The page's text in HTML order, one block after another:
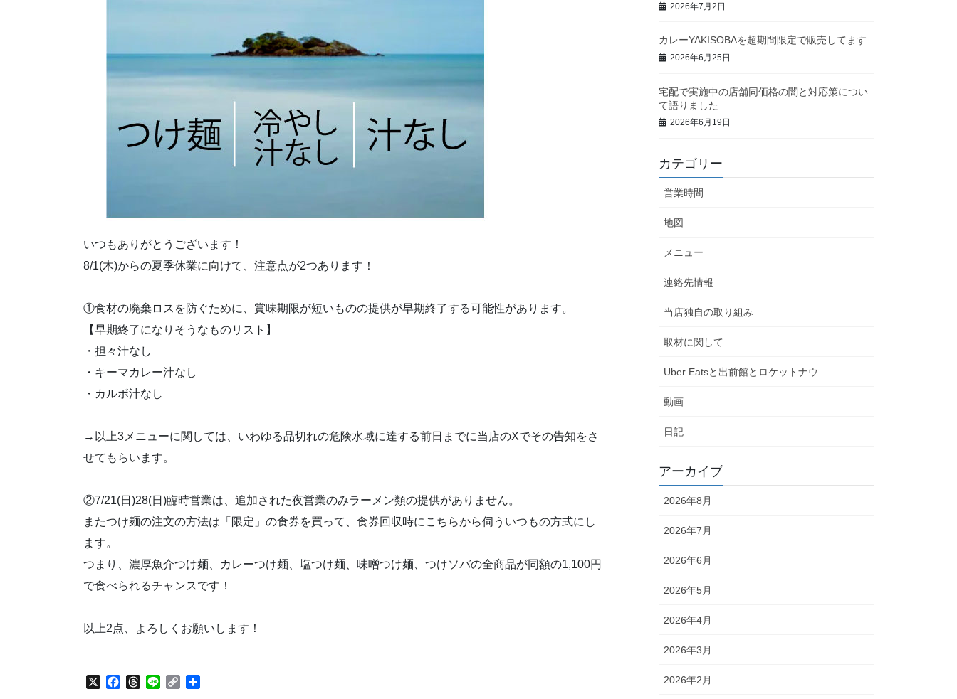
いつもありがとうございます！
8/1(木)からの夏季休業に向けて、注意点が2つあります！
①食材の廃棄ロスを防ぐために、賞味期限が短いものの提供が早期終了する可能性があります。
【早期終了になりそうなものリスト】
・担々汁なし
・キーマカレー汁なし
・カルボ汁なし
→以上3メニューに関しては、いわゆる品切れの危険水域に達する前日までに当店のXでその告知をさ
せてもらいます。
②7/21(日)28(日)臨時営業は、追加された夜営業のみラーメン類の提供がありません。
またつけ麺の注文の方法は「限定」の食券を買って、食券回収時にこちらから伺ういつもの方式にし
ます。
つまり、濃厚魚介つけ麺、カレーつけ麺、塩つけ麺、味噌つけ麺、つけソバの全商品が同額の1,100円
で食べられるチャンスです！
以上2点、よろしくお願いします！
X
2026年7月2日
カレーYAKISOBAを超期間限定で販売してます
2026年6月25日
宅配で実施中の店舗同価格の闇と対応策につい
て語りました
2026年6月19日
カテゴリー
営業時間
地図
メニュー
連絡先情報
当店独自の取り組み
取材に関して
Uber Eatsと出前館とロケットナウ
動画
日記
アーカイブ
2026年8月
2026年7月
2026年6月
2026年5月
2026年4月
2026年3月
2026年2月